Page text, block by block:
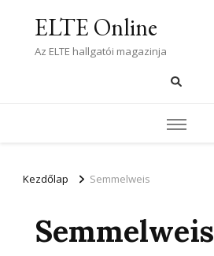
ELTE Online
Az ELTE hallgatói magazinja
Kezdőlap Semmelweis
Semmelweis